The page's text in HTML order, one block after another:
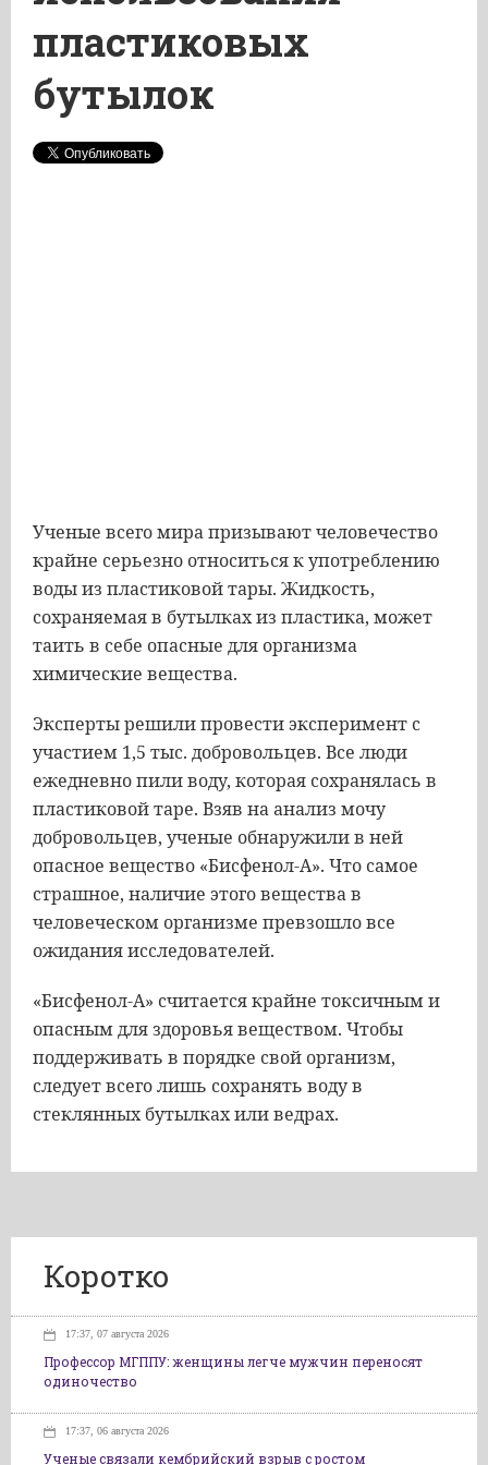
пластиковых
бутылок
Ученые всего мира призывают человечество
крайне серьезно относиться к употреблению
воды из пластиковой тары. Жидкость,
сохраняемая в бутылках из пластика, может
таить в себе опасные для организма
химические вещества.
Эксперты решили провести эксперимент с
участием 1,5 тыс. добровольцев. Все люди
ежедневно пили воду, которая сохранялась в
пластиковой таре. Взяв на анализ мочу
добровольцев, ученые обнаружили в ней
опасное вещество «Бисфенол-А». Что самое
страшное, наличие этого вещества в
человеческом организме превзошло все
ожидания исследователей.
«Бисфенол-А» считается крайне токсичным и
опасным для здоровья веществом. Чтобы
поддерживать в порядке свой организм,
следует всего лишь сохранять воду в
стеклянных бутылках или ведрах.
Коротко
17:37, 07 августа 2026
Профессор МГППУ: женщины легче мужчин переносят
одиночество
17:37, 06 августа 2026
Ученые связали кембрийский взрыв с ростом